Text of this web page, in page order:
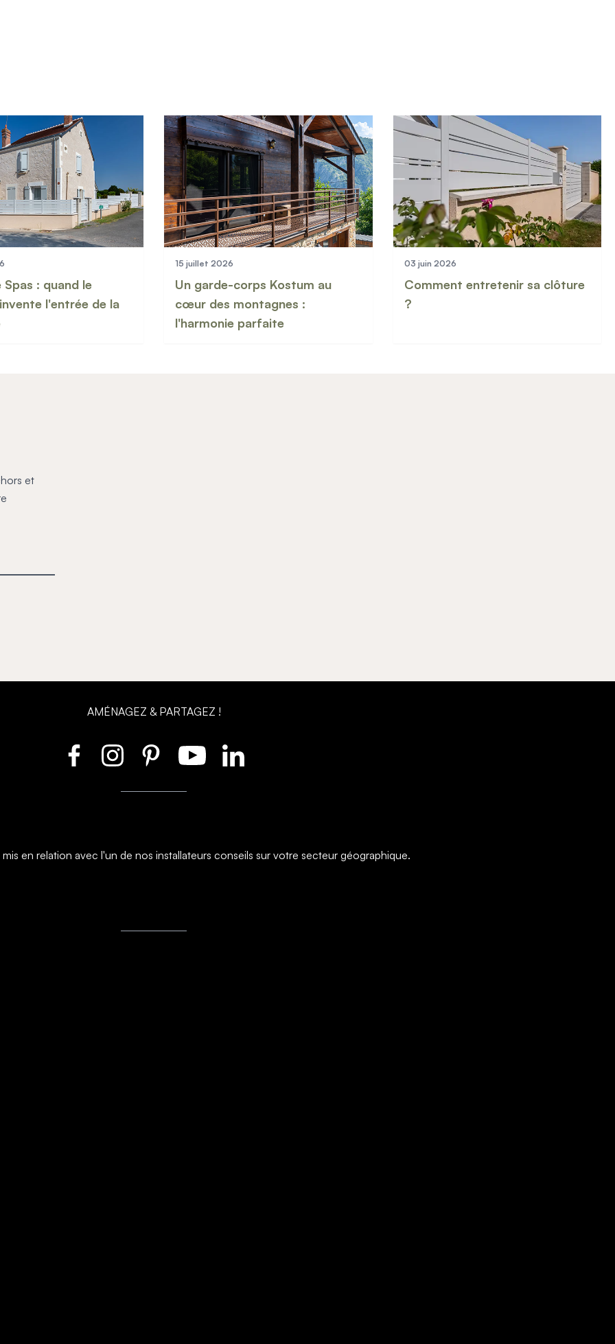
Spas : quand le
l'entrée de la
15 juillet 2026
Un garde-corps Kostum au
cœur des montagnes :
l'harmonie parfaite
03 juin 2026
Comment entretenir sa clôture
?
et
AMÉNAGEZ & PARTAGEZ !
en relation avec l'un de nos installateurs conseils sur votre secteur géographique.